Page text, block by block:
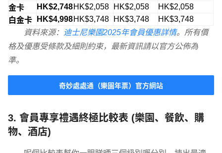
金卡
HK$2,748HK$2,058 HK$2,058
HK$2,058
白金卡
HK$4,998HK$3,748 HK$3,748
HK$3,748
資料來源： 迪士尼樂園2025年會員優惠詳情。所有價
格及優惠受條款及細則約束，最新資訊請以官方公佈為
準。
奇妙處處通（樂園年票）官方網站
3. 會員專享禮遇終極比較表 (樂園、餐飲、購
物、酒店)